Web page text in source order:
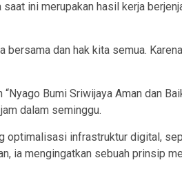
ini merupakan hasil kerja
bersama dan hak kita semua.
Bumi Sriwijaya Aman dan
dalam seminggu.
optimalisasi infrastruktur digital,
ia mengingatkan sebuah prinsip